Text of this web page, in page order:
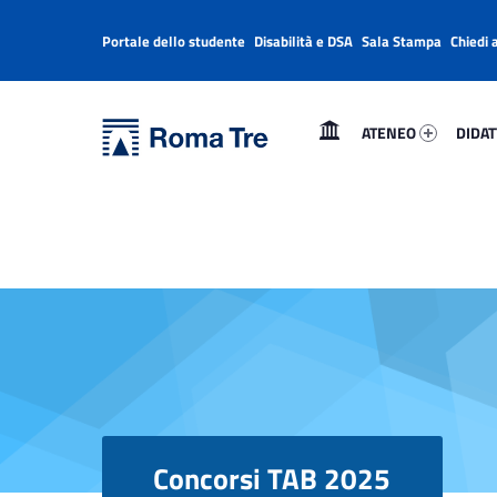
Concorsi TAB 2025 - Università Roma Tre
ATENEO
Header info sidebar
Portale dello studente Disabilità e DSA Sala Stampa Chiedi
Concorsi TAB 2025